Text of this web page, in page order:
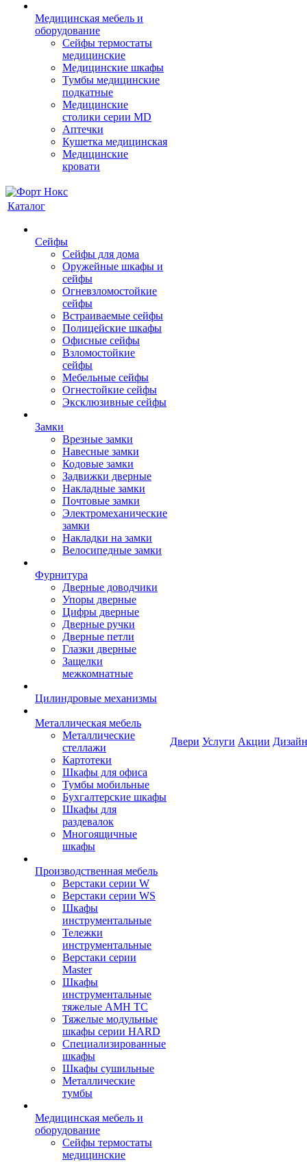
Медицинская мебель и
оборудование
Сейфы термостаты
медицинские
Медицинские шкафы
Тумбы медицинские
подкатные
Медицинские
столики серии MD
Аптечки
Кушетка медицинская
Медицинские
кровати
Каталог
Сейфы
Сейфы для дома
Оружейные шкафы и
сейфы
Огневзломостойкие
сейфы
Встраиваемые сейфы
Полицейские шкафы
Офисные сейфы
Взломостойкие
сейфы
Мебельные сейфы
Огнестойкие сейфы
Эксклюзивные сейфы
Замки
Врезные замки
Навесные замки
Кодовые замки
Задвижки дверные
Накладные замки
Почтовые замки
Электромеханические
замки
Накладки на замки
Велосипедные замки
Фурнитура
Дверные доводчики
Упоры дверные
Цифры дверные
Дверные ручки
Дверные петли
Глазки дверные
Защелки
межкомнатные
Цилиндровые механизмы
Металлическая мебель
Металлические
стеллажи
Картотеки
Шкафы для офиса
Тумбы мобильные
Бухгалтерские шкафы
Шкафы для
раздевалок
Многоящичные
шкафы
Производственная мебель
Верстаки серии W
Верстаки серии WS
Шкафы
инструментальные
Тележки
инструментальные
Верстаки серии
Master
Шкафы
инструментальные
тяжелые AMH TC
Тяжелые модульные
шкафы серии HARD
Cпециализированные
шкафы
Шкафы сушильные
Металлические
тумбы
Медицинская мебель и
оборудование
Сейфы термостаты
медицинские
Двери Услуги Акции